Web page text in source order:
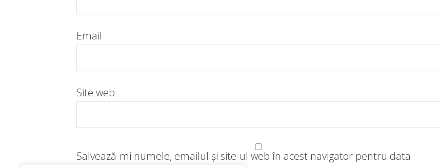
Email
Site web
Salvează-mi numele, emailul și site-ul web în acest navigator pentru data